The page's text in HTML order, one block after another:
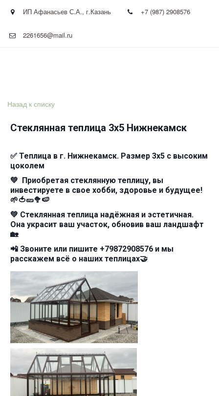
ИП Афанасьев С.А., г.Казань +7 (987) 2908576
2261656@mail.ru
Назад к списку
Стеклянная теплица 3х5 Нижнекамск
✅ Теплица в г. Нижнекамск. Размер 3х5 с высоким
цоколем
💚 Приобретая стеклянную теплицу, вы
инвестируете в свое хобби, здоровье и будущее!
🌱🍅🥒🥦🍉
💚 Стеклянная теплица надёжная и эстетичная.
Она украсит ваш участок, обновив ваш ландшафт
🏡
📲 Звоните или пишите +79872908576 и мы
расскажем всё о наших теплицах🤝